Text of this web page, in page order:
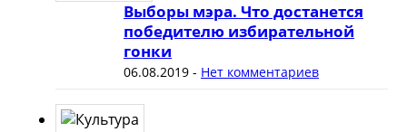
Выборы мэра. Что достанется
победителю избирательной
гонки
06.08.2019- Нет комментариев